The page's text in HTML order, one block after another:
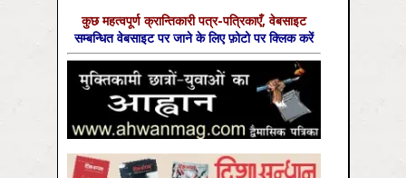
कुछ महत्‍वपूर्ण क्रान्तिकारी पत्र-पत्रिकाएँ, वेबसाइट
सम्‍बन्धित वेबसाइट पर जाने के लिए फ़ोटो पर क्लिक करें